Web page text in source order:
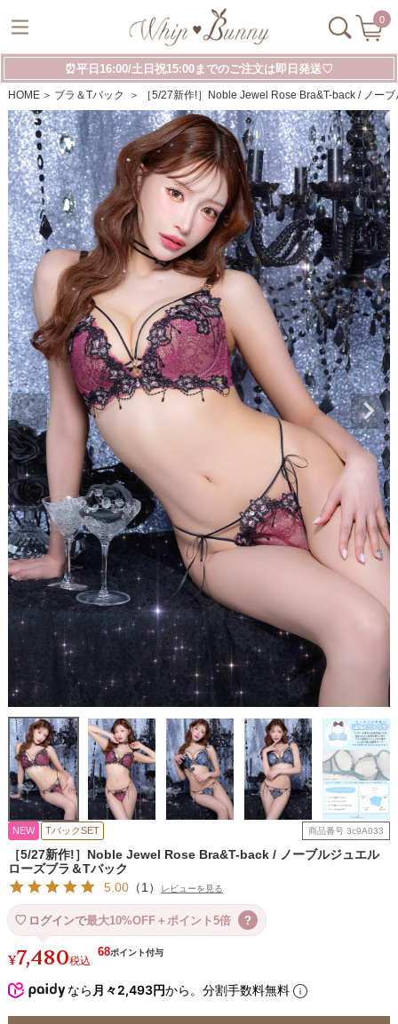
0
⏰平日16:00/土日祝15:00までのご注文は即日発送♡
HOME ブラ＆Tバック ［5/27新作!］Noble Jewel Rose Bra&T-back / ノー
NEW TバックSET 商品番号 3c9A033
［5/27新作!］Noble Jewel Rose Bra&T-back / ノーブルジュエル
ローズブラ＆Tバック
5.00（1 ） レビューを見る
ログインで最大10%OFF＋ポイント5倍 ?
¥7,480税込
68
なら 月々2,493円から。分割手数料無料